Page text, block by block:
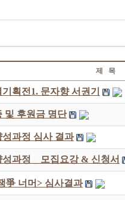
제 목
획전1. 문자향 서권기
및 후원금 명단
과정 심사 결과
과정 _ 모집요강 & 신청서
爭 너머> 심사결과